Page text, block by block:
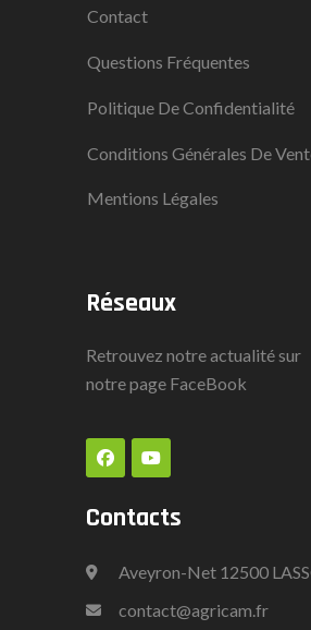
Contact
Questions Fréquentes
Politique De Confidentialité
Conditions Générales De
Mentions Légales
Réseaux
Retrouvez notre actualité sur
notre page FaceBook
Contacts
Aveyron-Net 12500
contact@agricam.fr